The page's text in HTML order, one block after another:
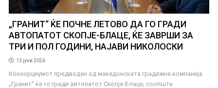
„ГРАНИТ“ ЌЕ ПОЧНЕ ЛЕТОВО ДА ГО ГРАДИ
АВТОПАТОТ СКОПЈЕ-БЛАЦЕ, ЌЕ ЗАВРШИ ЗА
ТРИ И ПОЛ ГОДИНИ, НАЈАВИ НИКОЛОСКИ
13 јуни 2026
Конзорциумот предводен од македонската градежна компанија
„Гранит“ ќе го гради автопатот Скопје-Блаце, соопшти